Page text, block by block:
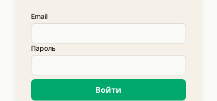
Email
Пароль
Войти